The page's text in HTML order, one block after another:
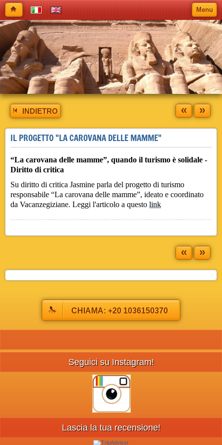
Menu
INDIETRO « »
IL PROGETTO "LA CAROVANA DELLE MAMME"
“La carovana delle mamme”, quando il turismo è solidale -
Diritto di critica
Su diritto di critica Jasmine parla del progetto di turismo
responsabile “La carovana delle mamme”, ideato e coordinato
da Vacanzegiziane. Leggi l'articolo a questo link
« »
CHIAMA: +20 1036150370
Seguici su Instagram!
Lascia la tua recensione!